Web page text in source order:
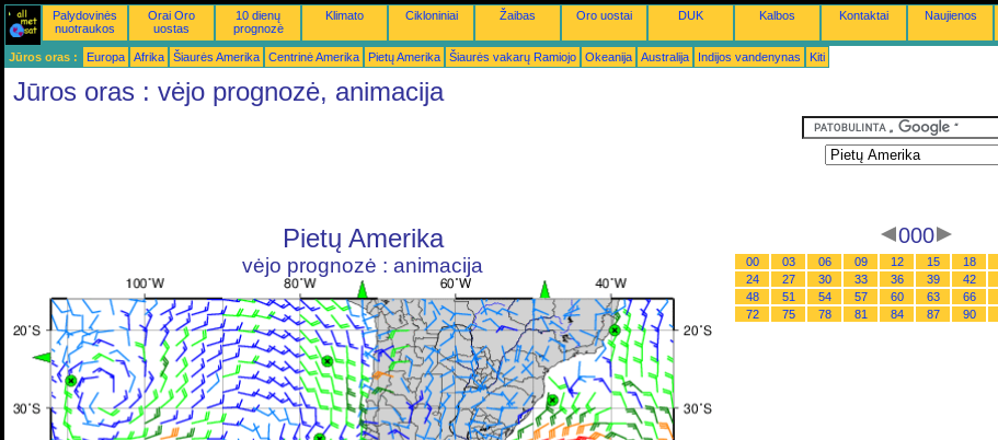
Palydovinės
nuotraukos
Orai Oro
uostas
10 dienų
prognozė
Klimato Cikloniniai Žaibas Oro uostai DUK Kalbos Kontaktai Naujienos
Jūros oras : Europa Afrika Šiaurės Amerika Centrinė Amerika Pietų Amerika Šiaurės vakarų Ramiojo Okeanija Australija Indijos vandenynas Kiti
Jūros oras : vėjo prognozė, animacija
Pietų Amerika
vėjo prognozė : animacija
000
00 03 06 09 12 15 18
24
27 30 33 36 39 42
48
51 54 57 60 63 66
72
75 78 81 84 87 90